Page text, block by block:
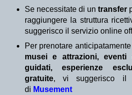
Se necessitate di un transfer
raggiungere la struttura
suggerisco il servizio online
Per prenotare
musei e attrazioni, eventi
guidati, esperienze
gratuite, vi suggerisco il
di Musement